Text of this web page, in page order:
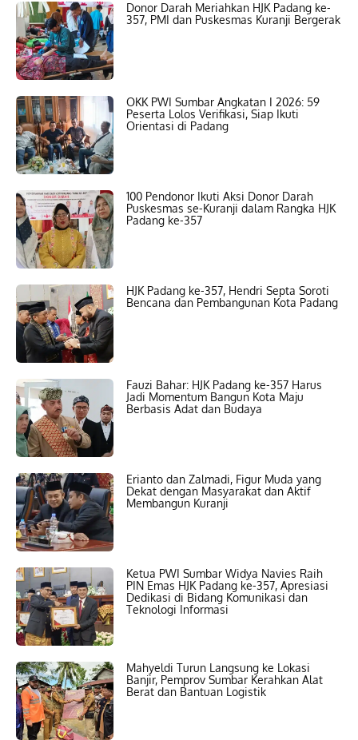
Donor Darah Meriahkan HJK Padang ke-
357, PMI dan Puskesmas Kuranji Bergerak
OKK PWI Sumbar Angkatan I 2026: 59
Peserta Lolos Verifikasi, Siap Ikuti
Orientasi di Padang
100 Pendonor Ikuti Aksi Donor Darah
Puskesmas se-Kuranji dalam Rangka HJK
Padang ke-357
HJK Padang ke-357, Hendri Septa Soroti
Bencana dan Pembangunan Kota Padang
Fauzi Bahar: HJK Padang ke-357 Harus
Jadi Momentum Bangun Kota Maju
Berbasis Adat dan Budaya
Erianto dan Zalmadi, Figur Muda yang
Dekat dengan Masyarakat dan Aktif
Membangun Kuranji
Ketua PWI Sumbar Widya Navies Raih
PIN Emas HJK Padang ke-357, Apresiasi
Dedikasi di Bidang Komunikasi dan
Teknologi Informasi
Mahyeldi Turun Langsung ke Lokasi
Banjir, Pemprov Sumbar Kerahkan Alat
Berat dan Bantuan Logistik